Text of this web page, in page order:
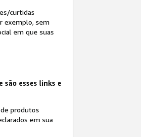
curtidas
exemplo, sem
em que suas
são esses links e
produtos
em sua